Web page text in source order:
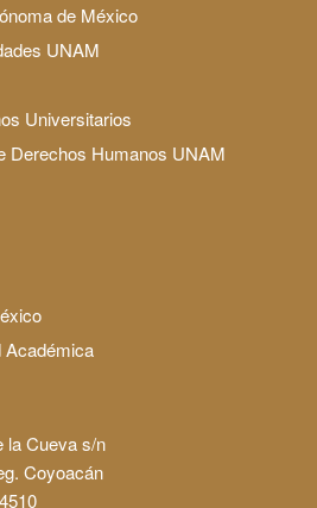
de México
UNAM
Universitarios
Derechos Humanos UNAM
Académica
la Cueva s/n
Coyoacán